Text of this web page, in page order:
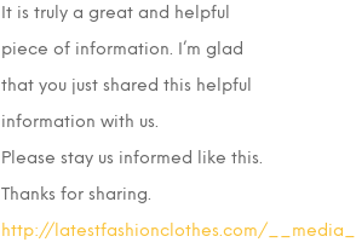
It is truly a great and helpful
piece of information. I’m glad
that you just shared this helpful
information with us.
Please stay us informed like this.
Thanks for sharing.
http://latestfashionclothes.com/